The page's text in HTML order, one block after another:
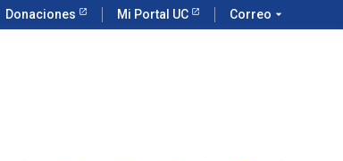
Donaciones Mi Portal UC Correo arrow_drop_down